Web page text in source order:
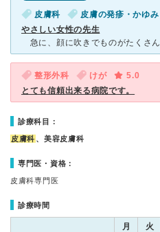
皮膚科 皮膚の発疹・かゆみ
やさしい女性の先生
整形外科 けが
5.0
とても信頼出来る病院です。
診療科目：
皮膚科 、美容皮膚科
専門医・資格：
皮膚科専門医
診療時間
月 火